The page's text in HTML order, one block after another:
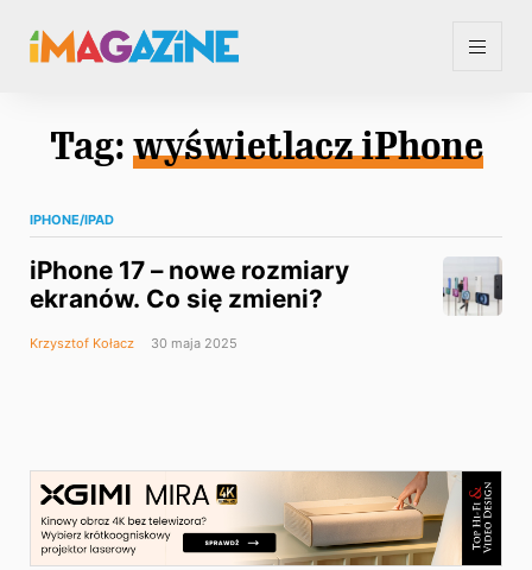
Tag: wyświetlacz iPhone
IPHONE/IPAD
iPhone 17 – nowe rozmiary
ekranów. Co się zmieni?
Krzysztof Kołacz 30 maja 2025